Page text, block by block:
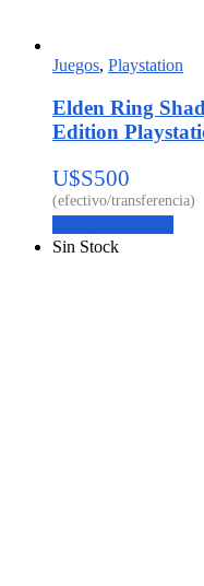
Juegos, Playstation
Elden Ring
Edition
U$S500
Sin Stock